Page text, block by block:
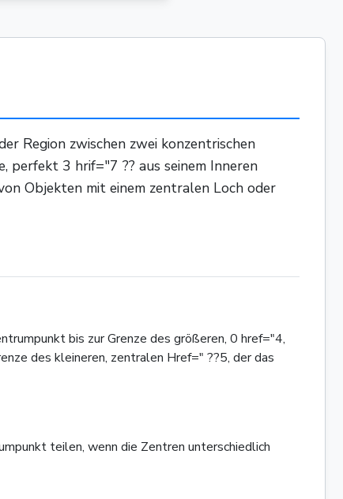
Region zwischen zwei konzentrischen
perfekt 3 hrif="7 ?? aus seinem Inneren
Objekten mit einem zentralen Loch oder
bis zur Grenze des größeren, 0 href="4,
des kleineren, zentralen Href=" ??5, der das
teilen, wenn die Zentren unterschiedlich